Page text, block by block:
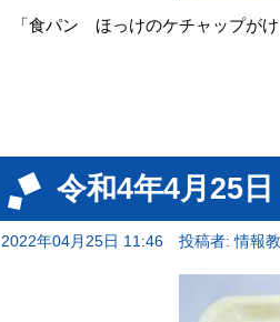
「食パン ほっけのケチャップ
令和4年4月25
2022年04月25日 11:46 投稿者: 情報